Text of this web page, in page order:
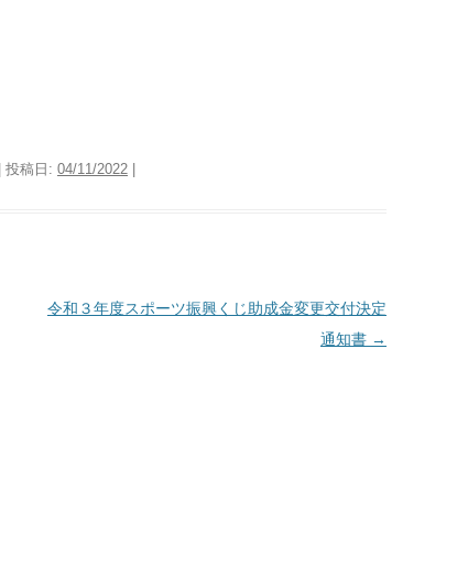
| 投稿日: 04/11/2022
令和３年度スポーツ振興くじ助成金変更交付決定
通知書 →